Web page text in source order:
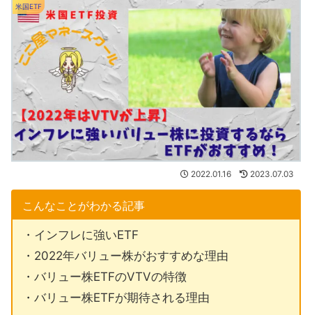
米国ETF
2022.01.16 2023.07.03
こんなことがわかる記事
・インフレに強いETF
・2022年バリュー株がおすすめな理由
・バリュー株ETFのVTVの特徴
・バリュー株ETFが期待される理由